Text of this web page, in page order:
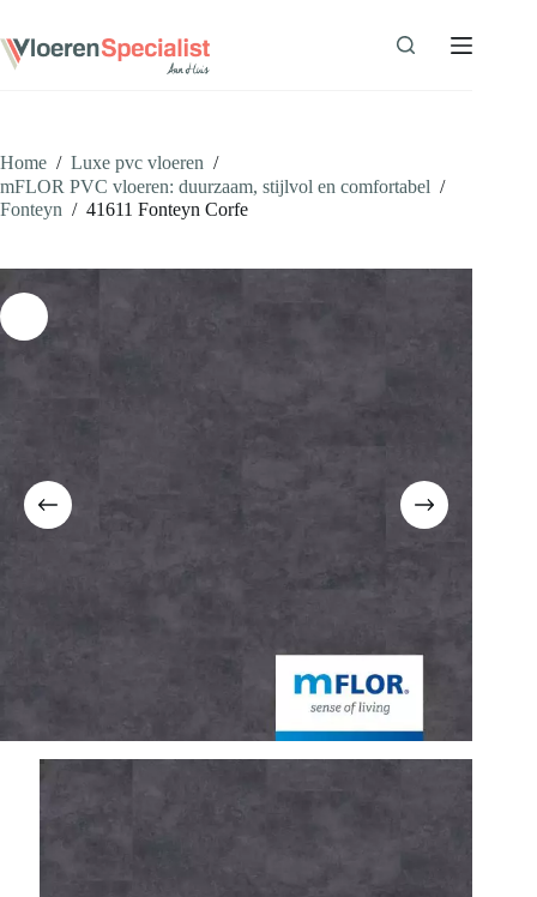
de
inhoud
Home / Luxe pvc vloeren /
mFLOR PVC vloeren: duurzaam, stijlvol en comfortabel /
Fonteyn / 41611 Fonteyn Corfe